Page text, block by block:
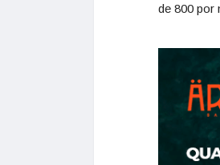
de 800 por